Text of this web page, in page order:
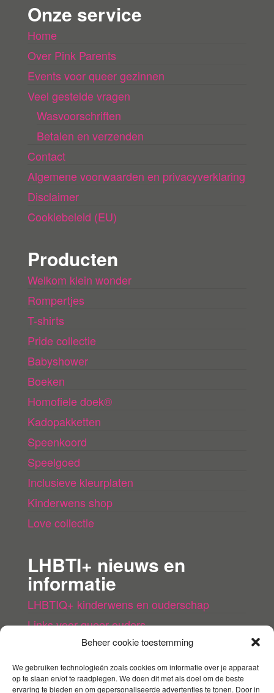
Beheer cookie toestemming
We gebruiken technologieën zoals cookies om informatie over je apparaat
op te slaan en/of te raadplegen. We doen dit met als doel om de beste
ervaring te bieden en om gepersonaliseerde advertenties te tonen. Door in
Onze service
Home
Over Pink Parents
Events voor queer gezinnen
Veel gestelde vragen
Wasvoorschriften
Betalen en verzenden
Contact
Algemene voorwaarden en privacyverklaring
Disclaimer
Cookiebeleid (EU)
Producten
Welkom klein wonder
Rompertjes
T-shirts
Pride collectie
Babyshower
Boeken
Homofiele doek®
Kadopakketten
Speenkoord
Speelgoed
Inclusieve kleurplaten
Kinderwens shop
Love collectie
LHBTI+ nieuws en
informatie
LHBTIQ+ kinderwens en ouderschap
Links voor queer ouders
LHBTI+ (kinder)boeken
Queer agenda